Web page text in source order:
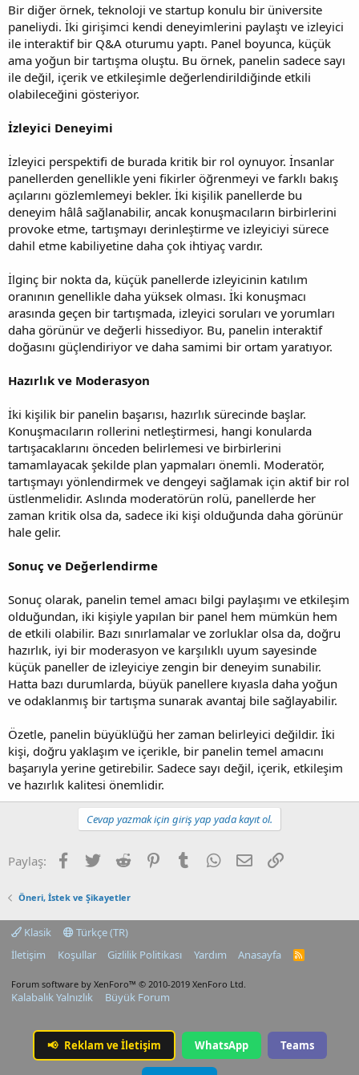
Bir diğer örnek, teknoloji ve startup konulu bir üniversite
paneliydi. İki girişimci kendi deneyimlerini paylaştı ve izleyici
ile interaktif bir Q&A oturumu yaptı. Panel boyunca, küçük
ama yoğun bir tartışma oluştu. Bu örnek, panelin sadece sayı
ile değil, içerik ve etkileşimle değerlendirildiğinde etkili
olabileceğini gösteriyor.
İzleyici Deneyimi
İzleyici perspektifi de burada kritik bir rol oynuyor. İnsanlar
panellerden genellikle yeni fikirler öğrenmeyi ve farklı bakış
açılarını gözlemlemeyi bekler. İki kişilik panellerde bu
deneyim hâlâ sağlanabilir, ancak konuşmacıların birbirlerini
provoke etme, tartışmayı derinleştirme ve izleyiciyi sürece
dahil etme kabiliyetine daha çok ihtiyaç vardır.
İlginç bir nokta da, küçük panellerde izleyicinin katılım
oranının genellikle daha yüksek olması. İki konuşmacı
arasında geçen bir tartışmada, izleyici soruları ve yorumları
daha görünür ve değerli hissediyor. Bu, panelin interaktif
doğasını güçlendiriyor ve daha samimi bir ortam yaratıyor.
Hazırlık ve Moderasyon
İki kişilik bir panelin başarısı, hazırlık sürecinde başlar.
Konuşmacıların rollerini netleştirmesi, hangi konularda
tartışacaklarını önceden belirlemesi ve birbirlerini
tamamlayacak şekilde plan yapmaları önemli. Moderatör,
tartışmayı yönlendirmek ve dengeyi sağlamak için aktif bir rol
üstlenmelidir. Aslında moderatörün rolü, panellerde her
zaman kritik olsa da, sadece iki kişi olduğunda daha görünür
hale gelir.
Sonuç ve Değerlendirme
Sonuç olarak, panelin temel amacı bilgi paylaşımı ve etkileşim
olduğundan, iki kişiyle yapılan bir panel hem mümkün hem
de etkili olabilir. Bazı sınırlamalar ve zorluklar olsa da, doğru
hazırlık, iyi bir moderasyon ve karşılıklı uyum sayesinde
küçük paneller de izleyiciye zengin bir deneyim sunabilir.
Hatta bazı durumlarda, büyük panellere kıyasla daha yoğun
ve odaklanmış bir tartışma sunarak avantaj bile sağlayabilir.
Özetle, panelin büyüklüğü her zaman belirleyici değildir. İki
kişi, doğru yaklaşım ve içerikle, bir panelin temel amacını
başarıyla yerine getirebilir. Sadece sayı değil, içerik, etkileşim
ve hazırlık kalitesi önemlidir.
Cevap yazmak için giriş yap yada kayıt ol.
Paylaş: Facebook
TwitterReddit PinterestTumblrWhatsApp
E-postaLink
Öneri, İstek ve Şikayetler
Klasik
Türkçe (TR)
İletişim
Koşullar Gizlilik Politikası Yardım Anasayfa
R
Forum software by XenForo™ © 2010-2019 XenForo Ltd.
Kalabalık Yalnızlık Büyük Forum
📢 Reklam ve İletişim WhatsApp Teams